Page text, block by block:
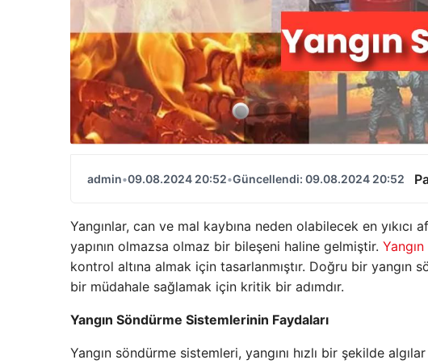
admin•09.08.2024 20:52•Güncellendi: 09.08.2024 20:52
Yangınlar, can ve mal kaybına neden olabilecek en
yapının olmazsa olmaz bir bileşeni haline gelmiştir.
kontrol altına almak için tasarlanmıştır. Doğru bir yangın
bir müdahale sağlamak için kritik bir adımdır.
Yangın Söndürme Sistemlerinin Faydaları
Yangın söndürme sistemleri, yangını hızlı bir şekilde